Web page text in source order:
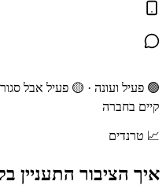
🟢 פעיל ועונה · 🟡 פעיל אבל
קיים בחברה
📈 טרנדים
איך הציבור התעניין ב